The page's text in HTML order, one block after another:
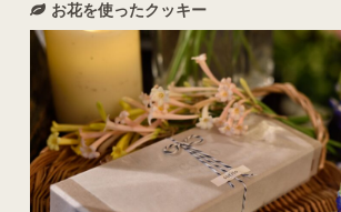
お花を使ったクッキー